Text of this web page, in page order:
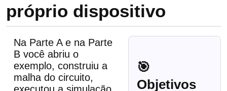
próprio dispositivo
🎯
Objetivos
Na Parte A e na Parte
B você abriu o
exemplo, construiu a
malha do circuito,